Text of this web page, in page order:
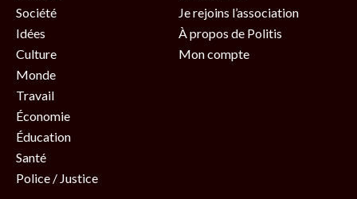
Société
Idées
Culture
Monde
Travail
Économie
Éducation
Santé
Police / Justice
Je rejoins l’association
À propos de Politis
Mon compte